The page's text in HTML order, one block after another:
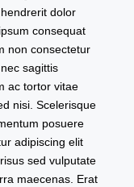
dolor
consequat
non consectetur
sagittis
ac tortor vitae
nisi. Scelerisque
posuere
adipiscing elit
sed vulputate
maecenas. Erat